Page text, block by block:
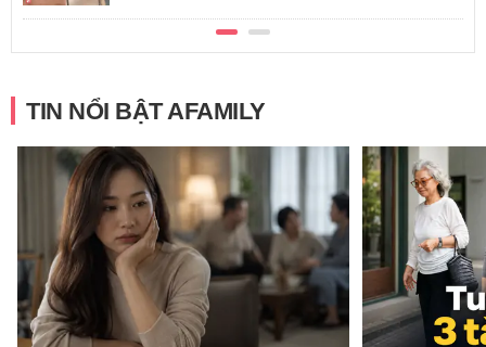
TIN NỔI BẬT AFAMILY